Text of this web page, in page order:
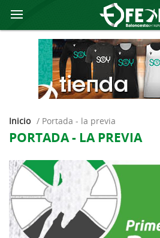
Inicio / portada - la previa
PORTADA - LA PREVIA